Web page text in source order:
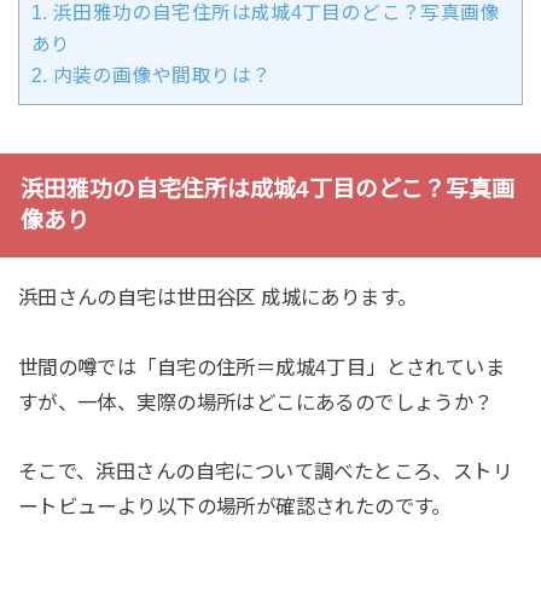
1. 浜田雅功の自宅住所は成城4丁目のどこ？写真画像
あり
2. 内装の画像や間取りは？
浜田雅功の自宅住所は成城4丁目のどこ？写真画
像あり
浜田さんの自宅は世田谷区 成城にあります。
世間の噂では「自宅の住所＝成城4丁目」とされていま
すが、一体、実際の場所はどこにあるのでしょうか？
そこで、浜田さんの自宅について調べたところ、ストリ
ートビューより以下の場所が確認されたのです。